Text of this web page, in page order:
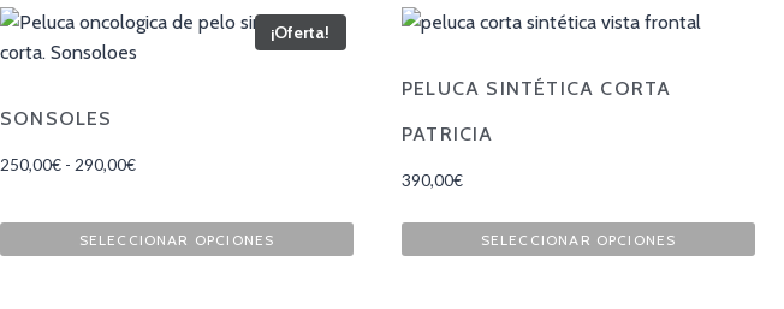
¡Oferta!
SONSOLES
250,00€ - 290,00€
SELECCIONAR OPCIONES
PELUCA SINTÉTICA CORTA
PATRICIA
390,00€
SELECCIONAR OPCIONES